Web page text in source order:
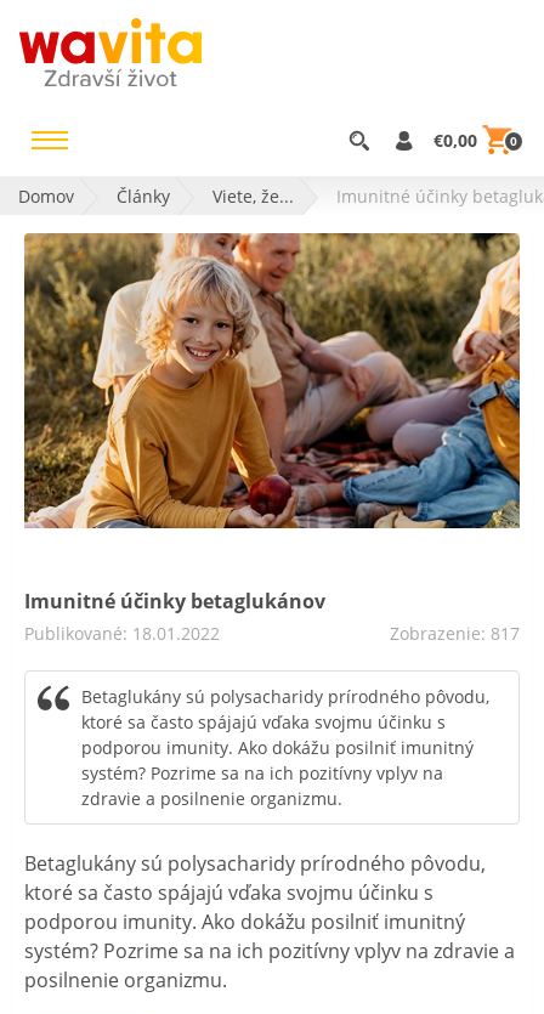
€0,00 0
Domov Články Viete, že... Imunitné účinky
Imunitné účinky betaglukánov
Publikované: 18.01.2022 Zobrazenie: 817
Betaglukány sú polysacharidy prírodného pôvodu,
ktoré sa často spájajú vďaka svojmu účinku s
podporou imunity. Ako dokážu posilniť imunitný
systém? Pozrime sa na ich pozitívny vplyv na
zdravie a posilnenie organizmu.
Betaglukány sú polysacharidy prírodného pôvodu,
ktoré sa často spájajú vďaka svojmu účinku s
podporou imunity. Ako dokážu posilniť imunitný
systém? Pozrime sa na ich pozitívny vplyv na zdravie a
posilnenie organizmu.